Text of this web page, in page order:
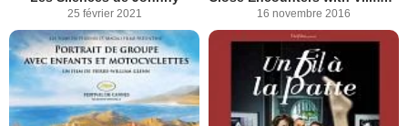
25 février 2021 16 novembre 2016